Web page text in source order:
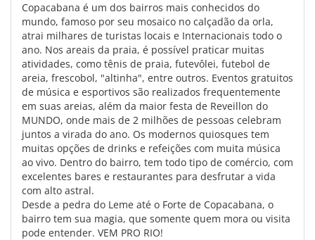
Copacabana é um dos bairros mais conhecidos do
mundo, famoso por seu mosaico no calçadão da orla,
atrai milhares de turistas locais e Internacionais todo o
ano. Nos areais da praia, é possível praticar muitas
atividades, como tênis de praia, futevôlei, futebol de
areia, frescobol, "altinha", entre outros. Eventos gratuitos
de música e esportivos são realizados frequentemente
em suas areias, além da maior festa de Reveillon do
MUNDO, onde mais de 2 milhões de pessoas celebram
juntos a virada do ano. Os modernos quiosques tem
muitas opções de drinks e refeições com muita música
ao vivo. Dentro do bairro, tem todo tipo de comércio, com
excelentes bares e restaurantes para desfrutar a vida
com alto astral.
Desde a pedra do Leme até o Forte de Copacabana, o
bairro tem sua magia, que somente quem mora ou visita
pode entender. VEM PRO RIO!